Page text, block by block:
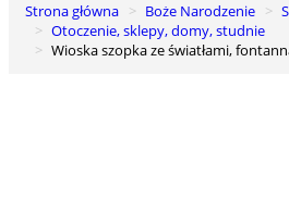
0
Koszyk
Strona główna Boże Narodzenie
Otoczenie, sklepy, domy, studnie
Wioska szopka ze światłami,